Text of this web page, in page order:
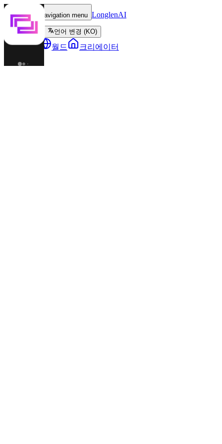
Toggle navigation menu LonglenAI
언어 변경 (KO)
캐릭터 월드 크리에이터